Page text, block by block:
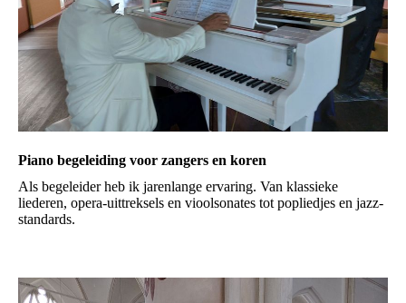
Piano begeleiding voor zangers en koren
Als begeleider heb ik jarenlange ervaring. Van klassieke
liederen, opera-uittreksels en vioolsonates tot popliedjes en jazz-
standards.